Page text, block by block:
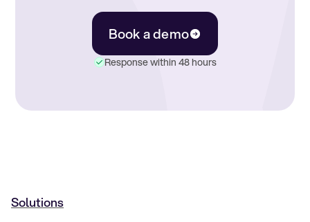
Book a demo
Response within 48 hours
Solutions